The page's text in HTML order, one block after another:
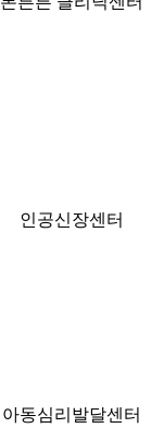
인공신장센터
아동심리발달센터